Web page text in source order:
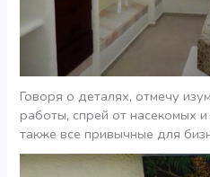
Говоря о деталях, отмечу
работы, спрей от насекомых
также все привычные для